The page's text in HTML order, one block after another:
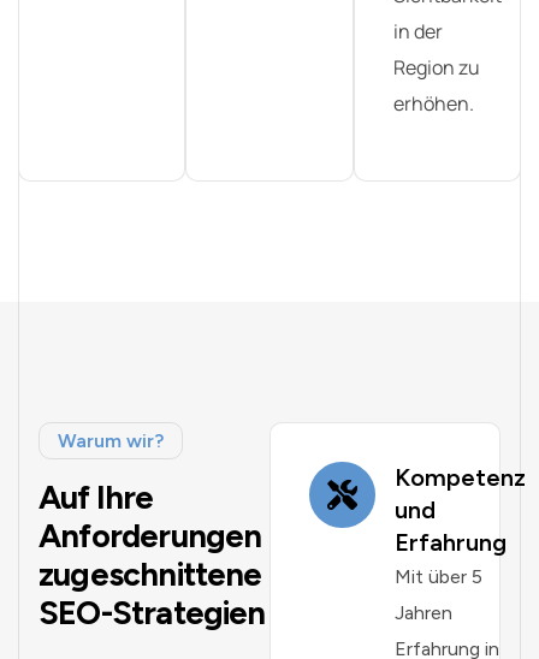
in der
Region zu
erhöhen.
Warum wir?
Auf Ihre
Anforderungen
zugeschnittene
SEO-Strategien
Kompetenz
und
Erfahrung
Mit über 5
Jahren
Erfahrung in